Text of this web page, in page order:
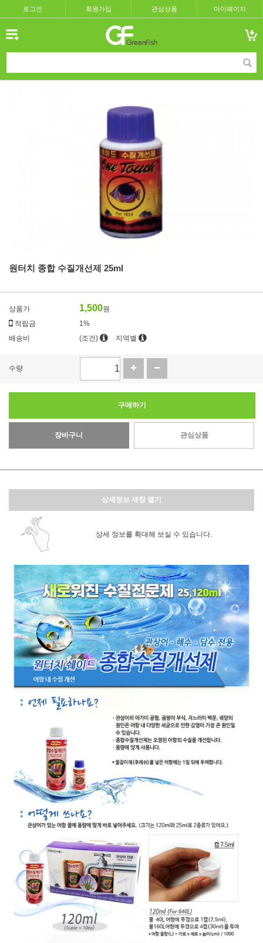
로그인 회원가입 관심상품 마이페이지
원터치 종합 수질개선제 25ml
상품가 1,500원
적립금
1%
배송비
(조건) 지역별
수량
구매하기
장바구니 관심상품
상세정보 새창 열기
상세 정보를 확대해 보실 수 있습니다.